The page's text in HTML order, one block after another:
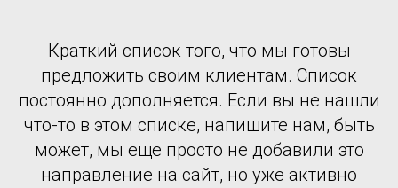
Краткий список того, что мы готовы
предложить своим клиентам. Список
постоянно дополняется. Если вы не нашли
что-то в этом списке, напишите нам, быть
может, мы еще просто не добавили это
направление на сайт, но уже активно